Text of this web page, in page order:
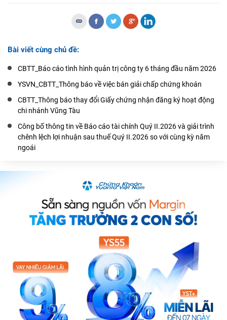
Bài viết cùng chủ đề:
CBTT_Báo cáo tình hình quản trị công ty 6 tháng đầu năm 2026
YSVN_CBTT_Thông báo về việc bán giải chấp chứng khoán
CBTT_Thông báo thay đổi Giấy chứng nhận đăng ký hoạt động
chi nhánh Vũng Tàu
Công bố thông tin về Báo cáo tài chính Quý II.2026 và giải trình
chênh lệch lợi nhuận sau thuế Quý II.2026 so với cùng kỳ năm
ngoái